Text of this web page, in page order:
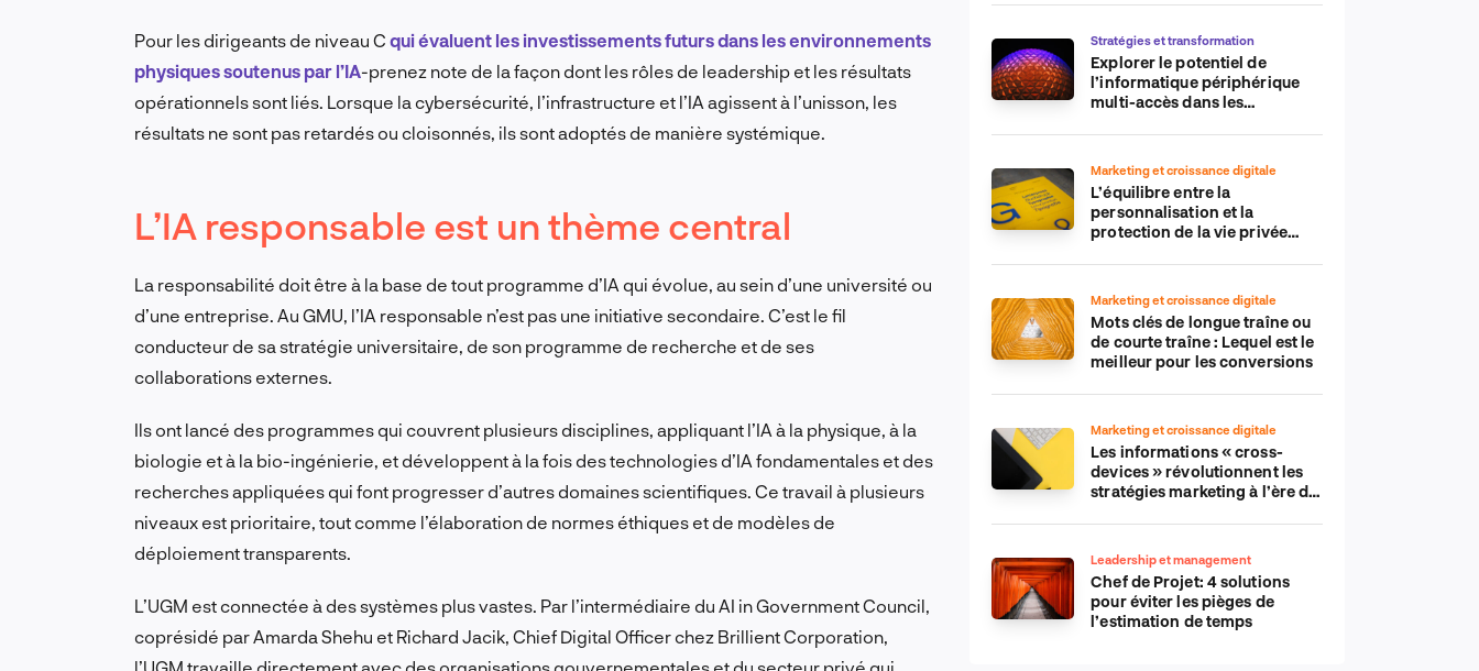
Pour les dirigeants de niveau C qui évaluent les investissements futurs dans les environnements
physiques soutenus par l’IA-prenez note de la façon dont les rôles de leadership et les résultats
opérationnels sont liés. Lorsque la cybersécurité, l’infrastructure et l’IA agissent à l’unisson, les
résultats ne sont pas retardés ou cloisonnés, ils sont adoptés de manière systémique.
L’IA responsable est un thème central
La responsabilité doit être à la base de tout programme d’IA qui évolue, au sein d’une université ou
d’une entreprise. Au GMU, l’IA responsable n’est pas une initiative secondaire. C’est le fil
conducteur de sa stratégie universitaire, de son programme de recherche et de ses
collaborations externes.
Ils ont lancé des programmes qui couvrent plusieurs disciplines, appliquant l’IA à la physique, à la
biologie et à la bio-ingénierie, et développent à la fois des technologies d’IA fondamentales et des
recherches appliquées qui font progresser d’autres domaines scientifiques. Ce travail à plusieurs
niveaux est prioritaire, tout comme l’élaboration de normes éthiques et de modèles de
déploiement transparents.
L’UGM est connectée à des systèmes plus vastes. Par l’intermédiaire du AI in Government Council,
coprésidé par Amarda Shehu et Richard Jacik, Chief Digital Officer chez Brillient Corporation,
commerce électronique
Stratégies et transformation
Explorer le potentiel de
l’informatique périphérique
multi-accès dans les
Marketing et croissance digitale
L’équilibre entre la
personnalisation et la
protection de la vie privée
Marketing et croissance digitale
Mots clés de longue traîne ou
de courte traîne : Lequel est le
meilleur pour les conversions
Marketing et croissance digitale
Les informations « cross-
devices » révolutionnent les
stratégies marketing à l’ère du
Leadership et management
Chef de Projet: 4 solutions
pour éviter les pièges de
l’estimation de temps